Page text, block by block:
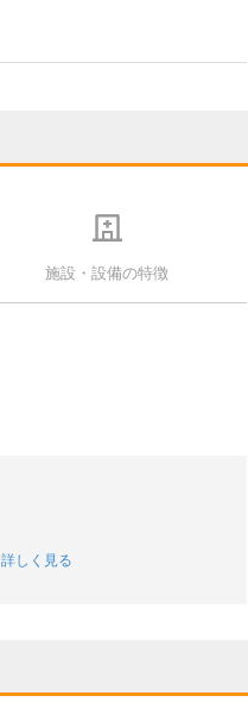
施設・設備の特徴
詳しく見る